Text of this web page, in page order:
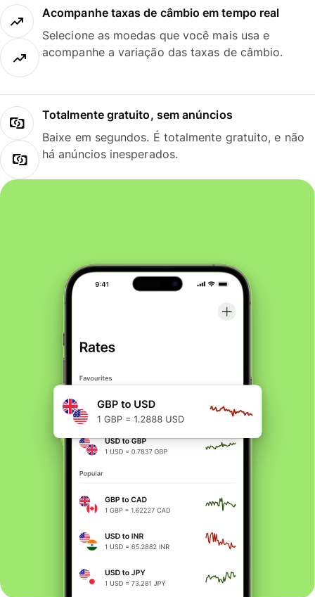
Acompanhe taxas de câmbio em tempo real
Selecione as moedas que você mais usa e
acompanhe a variação das taxas de câmbio.
Totalmente gratuito, sem anúncios
Baixe em segundos. É totalmente gratuito, e não
há anúncios inesperados.